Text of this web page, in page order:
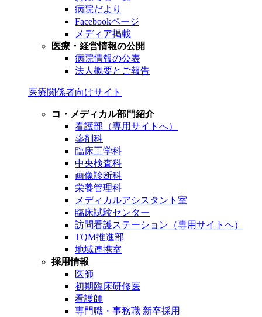
病院だより
Facebookページ
メディア掲載
医療・経営情報の公開
病院情報の公表
法人概要とご報告
医療関係者向けサイト
コ・メディカル部門紹介
看護部（専用サイトへ）
薬剤科
臨床工学科
中央検査科
画像診断科
栄養管理科
メディカルアシスタント室
臨床試験センター
訪問看護ステーション（専用サイトへ）
TQM推進部
地域連携室
採用情報
医師
初期臨床研修医
看護師
専門職・事務職 新卒採用